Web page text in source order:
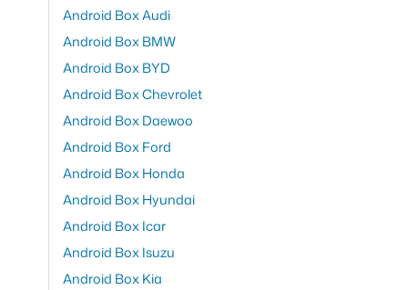
Android Box Audi
Android Box BMW
Android Box BYD
Android Box Chevrolet
Android Box Daewoo
Android Box Ford
Android Box Honda
Android Box Hyundai
Android Box Icar
Android Box Isuzu
Android Box Kia